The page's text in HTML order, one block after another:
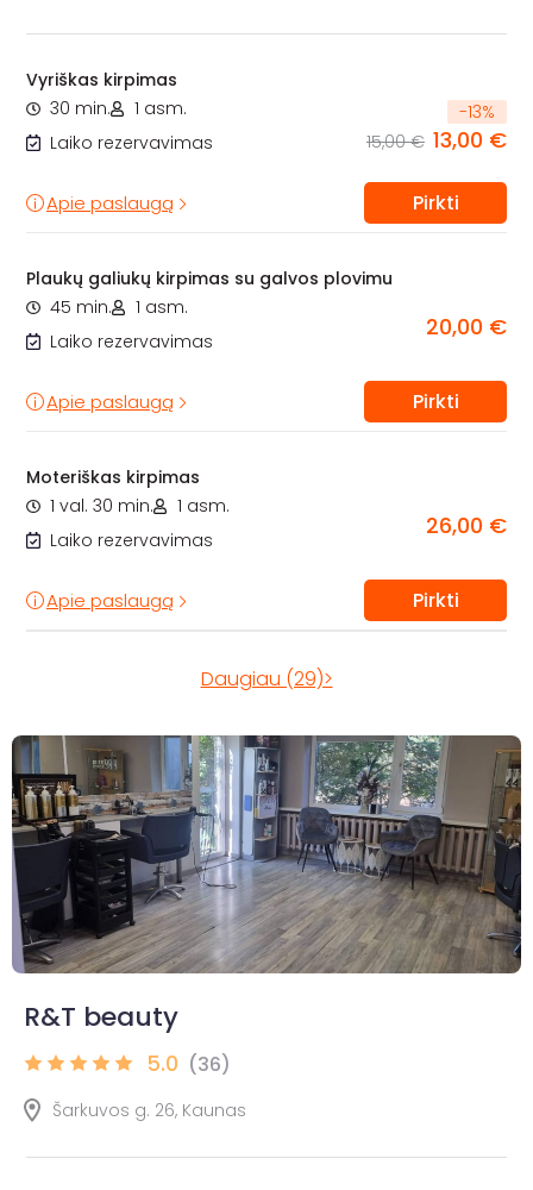
Vyriškas kirpimas
30 min.
1 asm.
Laiko rezervavimas
-13%
15,00 € 13,00 €
Apie paslaugą Pirkti
Plaukų galiukų kirpimas su galvos plovimu
45 min.
1 asm.
Laiko rezervavimas
20,00 €
Apie paslaugą Pirkti
Moteriškas kirpimas
1 val. 30 min.
1 asm.
Laiko rezervavimas
26,00 €
Apie paslaugą Pirkti
Daugiau (29)>
R&T beauty
5.0 (36)
Šarkuvos g. 26, Kaunas